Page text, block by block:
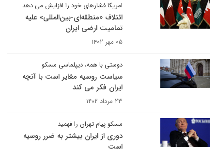
امریکا فشارهای خود را افزایش می دهد
ائتلاف «منطقه‌ای-بین‌المللی» علیه
تمامیت ارضی ایران
۰۵ مهر ۱۴۰۲
دوستی با همه، دیپلماسی مسکو
سیاست روسیه مغایر است با آنچه
ایران فکر می کند
۲۳ مرداد ۱۴۰۲
مسکو پیام تهران را فهمید
دوری از ایران بیشتر به ضرر روسیه
است